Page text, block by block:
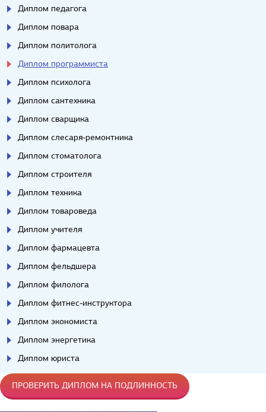
Диплом педагога
Диплом повара
Диплом политолога
Диплом программиста
Диплом психолога
Диплом сантехника
Диплом сварщика
Диплом слесаря-ремонтника
Диплом стоматолога
Диплом строителя
Диплом техника
Диплом товароведа
Диплом учителя
Диплом фармацевта
Диплом фельдшера
Диплом филолога
Диплом фитнес-инструктора
Диплом экономиста
Диплом энергетика
Диплом юриста
ПРОВЕРИТЬ ДИПЛОМ НА ПОДЛИННОСТЬ